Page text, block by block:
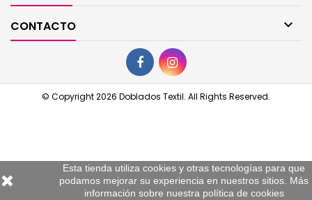
CONTACTO 
Esta tienda utiliza cookies y otras tecnologías para que
podamos mejorar su experiencia en nuestros sitios. Más
información sobre nuestra política de cookies
© Copyright 2026 Doblados Textil. All Rights Reserved.